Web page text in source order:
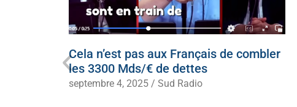
Cela n’est pas aux Français de combler
les 3300 Mds/€ de dettes
septembre 4, 2025 / Sud Radio